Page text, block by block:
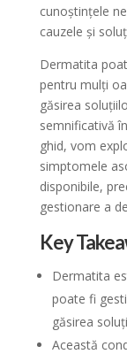
cunoștințele
cauzele și
Dermatita
pentru mulți
găsirea
semnificativă
ghid, vom
simptomele
disponibile,
gestionare a
Key
Dermatita
poate fi
găsirea
Această